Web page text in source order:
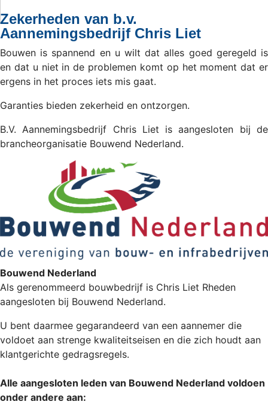
Zekerheden van b.v.
Aannemingsbedrijf Chris Liet
Bouwen is spannend en u wilt dat alles goed geregeld is
en dat u niet in de problemen komt op het moment dat er
ergens in het proces iets mis gaat.
Garanties bieden zekerheid en ontzorgen.
B.V. Aannemingsbedrijf Chris Liet is aangesloten bij de
brancheorganisatie Bouwend Nederland.
Bouwend Nederland
Als gerenommeerd bouwbedrijf is Chris Liet Rheden
aangesloten bij Bouwend Nederland.
U bent daarmee gegarandeerd van een aannemer die
voldoet aan strenge kwaliteitseisen en die zich houdt aan
klantgerichte gedragsregels.
Alle aangesloten leden van Bouwend Nederland voldoen
onder andere aan: